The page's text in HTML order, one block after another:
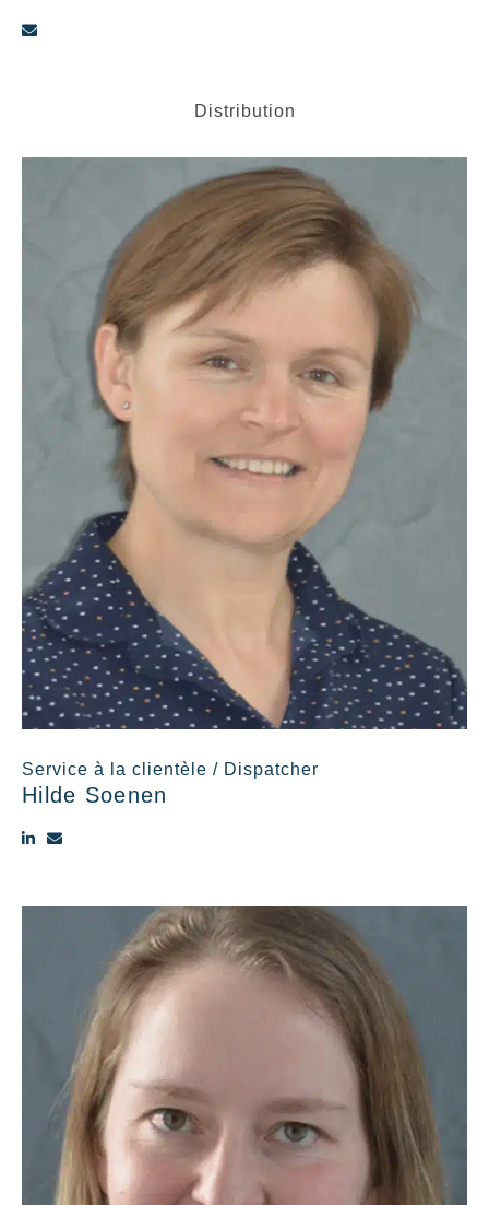
Distribution
Service à la clientèle / Dispatcher
Hilde Soenen